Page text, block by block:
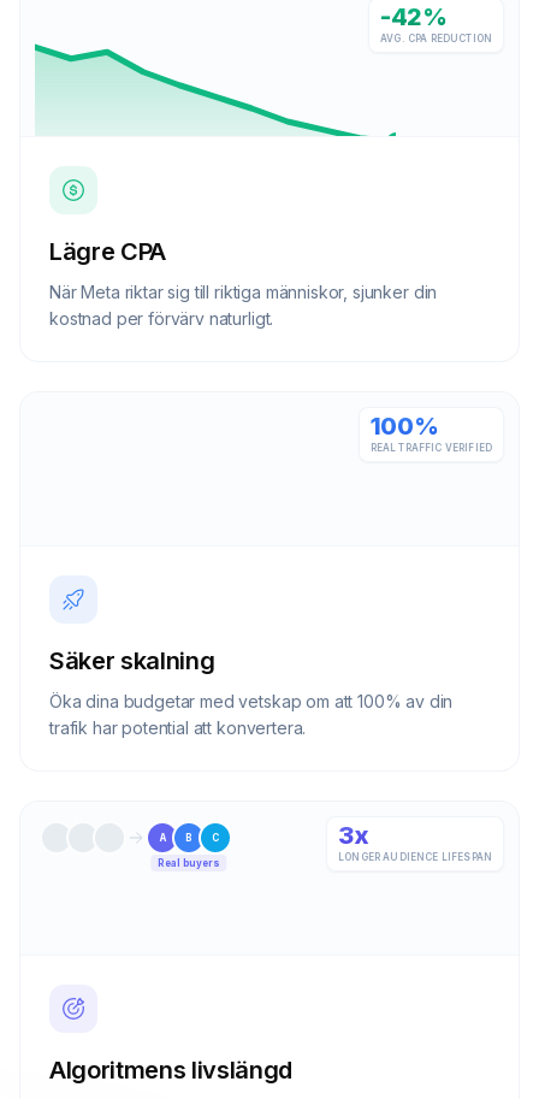
-42%
AVG. CPA REDUCTION
Lägre CPA
När Meta riktar sig till riktiga människor, sjunker din
kostnad per förvärv naturligt.
100%
REAL TRAFFIC VERIFIED
Säker skalning
Öka dina budgetar med vetskap om att 100% av din
trafik har potential att konvertera.
A B C
Real buyers
3x
LONGER AUDIENCE LIFESPAN
Algoritmens livslängd